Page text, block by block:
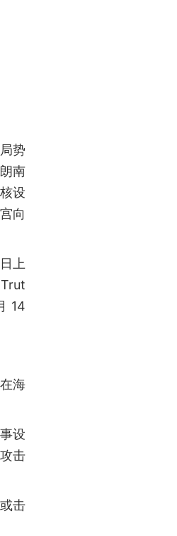
势
南
设
向
上
14
海
设
击
击